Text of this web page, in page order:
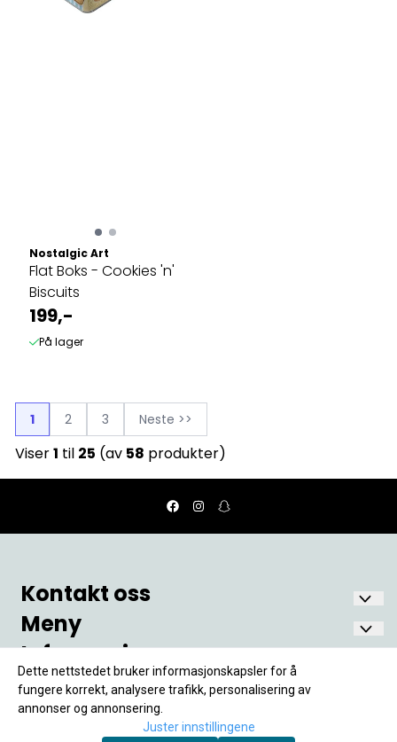
Nostalgic Art
Flat Boks - Cookies 'n'
Biscuits
199,-
På lager
1 2 3 Neste >>
Viser1 til 25 (av 58 produkter)
Kontakt oss
Nostalgia Fønix AS
Oscars gate 6
1771 Halden
Org. nr. 998 243 211MVA
fonix@nostalgia.no
Meny
Hjem
Min Konto
Om Oss
Kontakt Oss
Informasjon
Frakt og Levering
Personvern
Dette nettstedet bruker informasjonskapsler for å
fungere korrekt, analysere trafikk, personalisering av
annonser og annonsering.
Juster innstillingene